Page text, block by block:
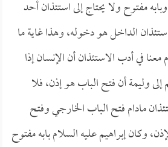
مفتوح ولا يحتاج إلى استئذان أحد
الداخل هو دخوله، وهذا غاية ما
في أدب الاستئذان أن الإنسان إذا
وليمة أن فتح الباب هو إذن، فلا
مادام فتح الباب الخارجي وفتح
وكان إبراهيم عليه السلام بابه مفتوح